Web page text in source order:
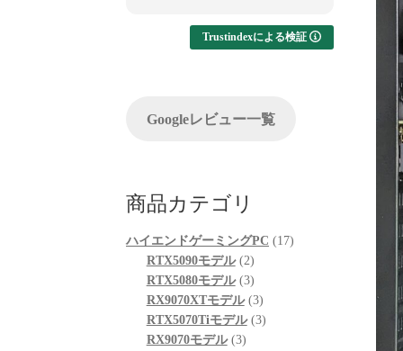
います。サイト内で自分が
注文したPCの完成後を載せ
でサポートは分かりません
も喜んでおります。
次回購入の際の比較ショッ
プとして入りそうです。
ゴー
った
PCが
ちでし
自分
使し
した
がる
「何
は、
さい
その
感に
Trustindexによる検証
Googleレビュー一覧
商品カテゴリ
ハイエンドゲーミングPC 1717
RTX5090モデル 22
個
の
商
RTX5080モデル 33
個
の
RX9070XTモデル 33
個
RTX5070Tiモデル 33
RX9070モデル 33